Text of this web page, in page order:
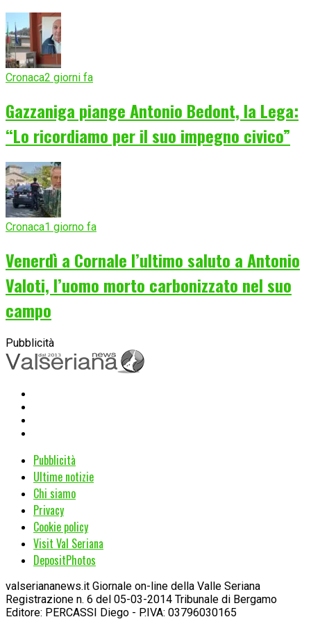
Cronaca2 giorni fa
Gazzaniga piange Antonio Bedont, la Lega:
“Lo ricordiamo per il suo impegno civico”
Cronaca1 giorno fa
Venerdì a Cornale l’ultimo saluto a Antonio
Valoti, l’uomo morto carbonizzato nel suo
campo
Pubblicità
Pubblicità
Ultime notizie
Chi siamo
Privacy
Cookie policy
Visit Val Seriana
DepositPhotos
valseriananews.it Giornale on-line della Valle Seriana
Registrazione n. 6 del 05-03-2014 Tribunale di Bergamo
Editore: PERCASSI Diego - P.IVA: 03796030165